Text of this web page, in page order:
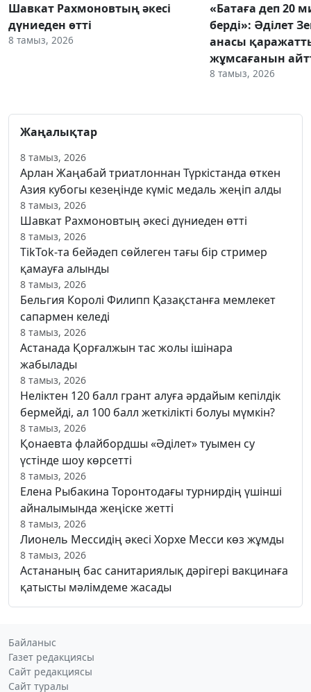
Шавкат Рахмоновтың әкесі
дүниеден өтті
8 тамыз, 2026
«Батаға деп 20
берді»: Әділет
анасы
жұмсағанын
8 тамыз, 2026
Жаңалықтар
8 тамыз, 2026
Арлан Жаңабай триатлоннан Түркістанда өткен
Азия кубогы кезеңінде күміс медаль жеңіп алды
8 тамыз, 2026
Шавкат Рахмоновтың әкесі дүниеден өтті
8 тамыз, 2026
TikTok-та бейәдеп сөйлеген тағы бір стример
қамауға алынды
8 тамыз, 2026
Бельгия Королі Филипп Қазақстанға мемлекет
сапармен келеді
8 тамыз, 2026
Астанада Қорғалжын тас жолы ішінара
жабылады
8 тамыз, 2026
Неліктен 120 балл грант алуға әрдайым кепілдік
бермейді, ал 100 балл жеткілікті болуы мүмкін?
8 тамыз, 2026
Қонаевта флайбордшы «Әділет» туымен су
үстінде шоу көрсетті
8 тамыз, 2026
Елена Рыбакина Торонтодағы турнирдің үшінші
айналымында жеңіске жетті
8 тамыз, 2026
Лионель Мессидің әкесі Хорхе Месси көз жұмды
8 тамыз, 2026
Астананың бас санитариялық дәрігері вакцинаға
қатысты мәлімдеме жасады
Байланыс
Газет редакциясы
Сайт редакциясы
Сайт туралы